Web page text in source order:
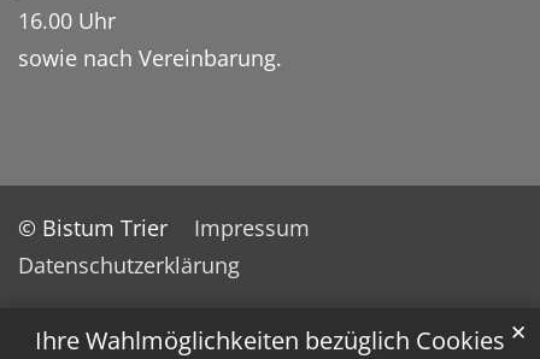
Ihre Wahlmöglichkeiten bezüglich Cookies ✕
16.00 Uhr
sowie nach Vereinbarung.
© Bistum Trier
Impressum
Datenschutzerklärung